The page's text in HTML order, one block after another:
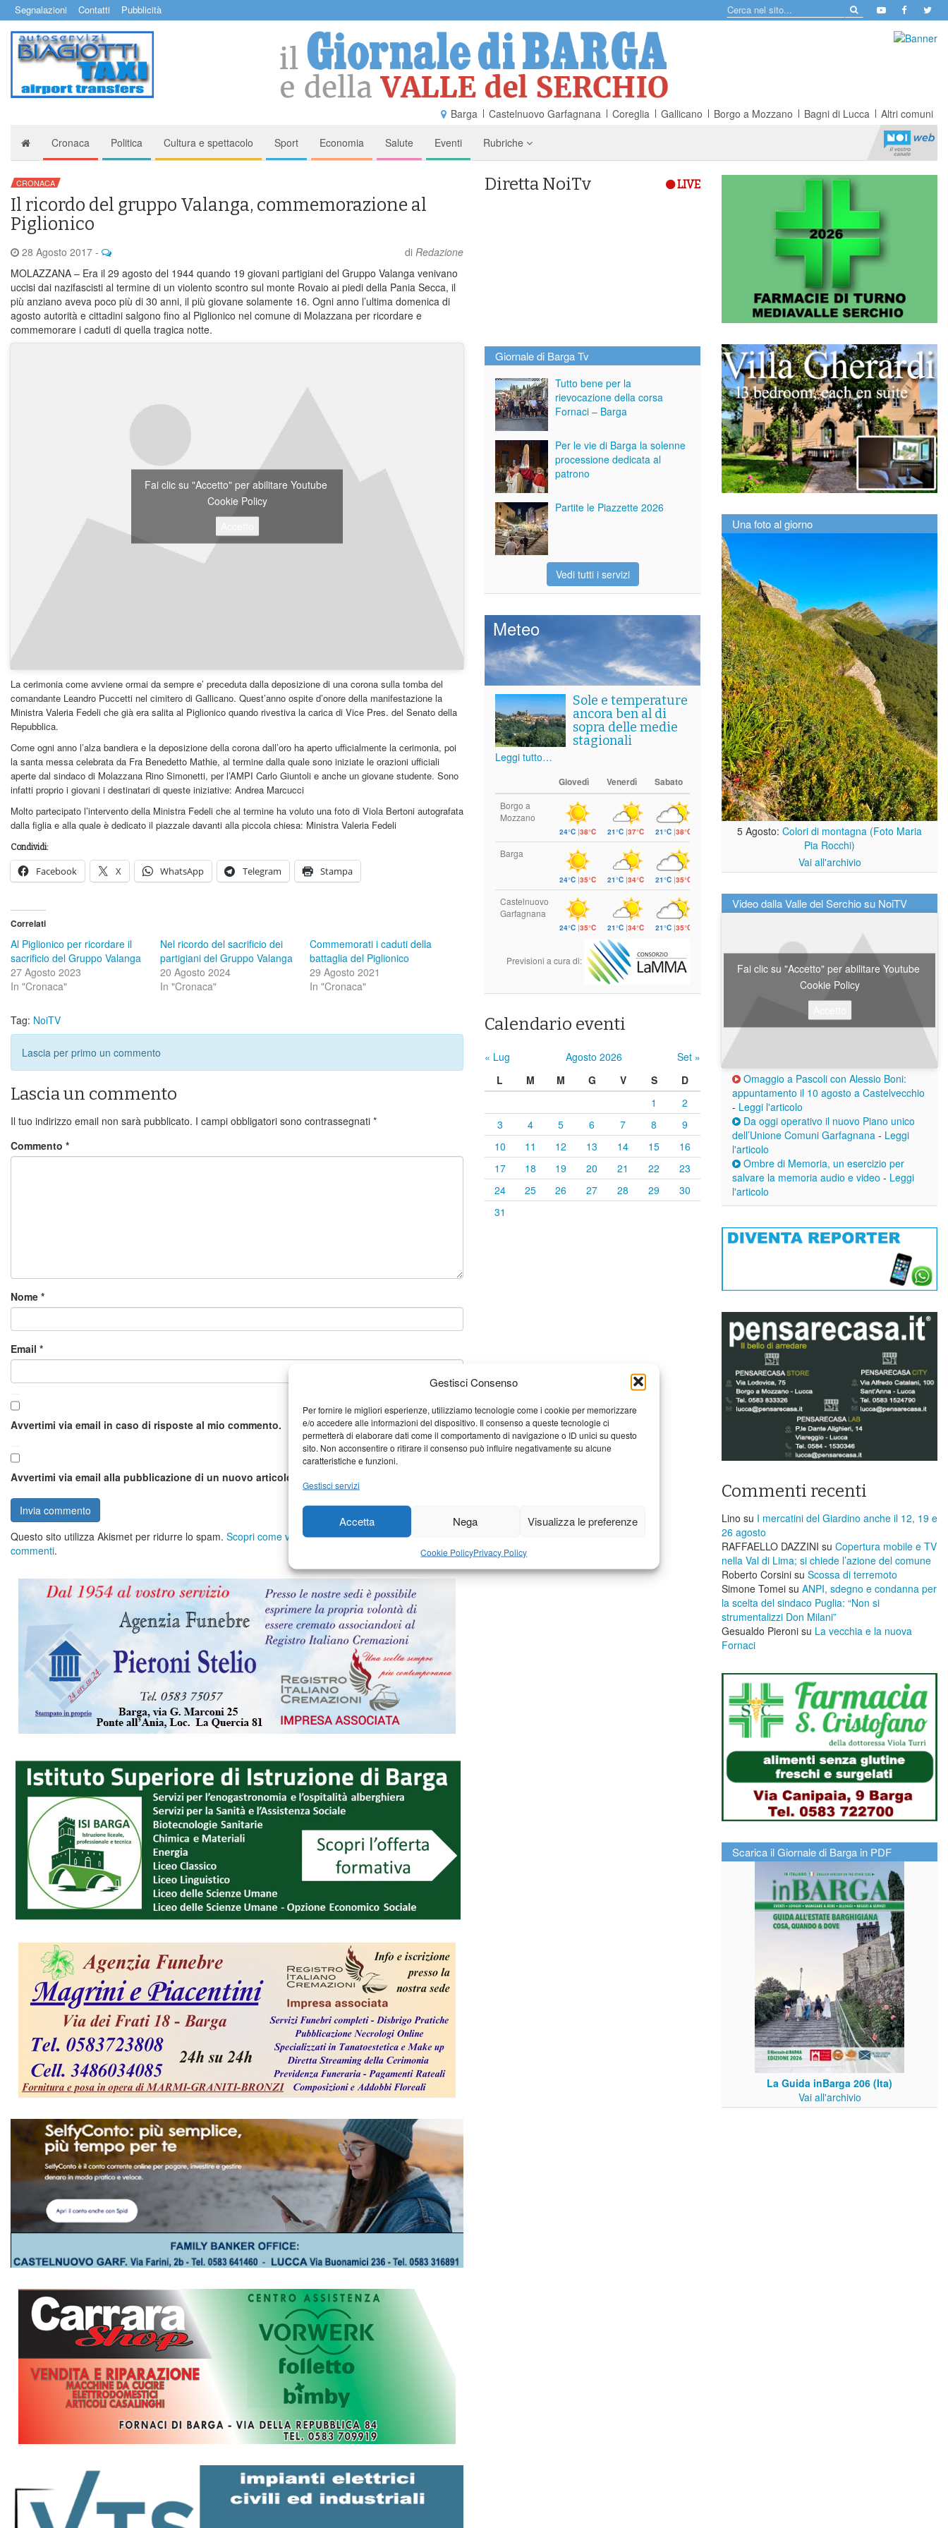
Gestisci Consenso
Per fornire le migliori esperienze, utilizziamo tecnologie come i cookie per memorizzare
e/o accedere alle informazioni del dispositivo. Il consenso a queste tecnologie ci
permetterà di elaborare dati come il comportamento di navigazione o ID unici su questo
sito. Non acconsentire o ritirare il consenso può influire negativamente su alcune
caratteristiche e funzioni.
Gestisci servizi
Accetta Nega Visualizza le preferenze
Cookie PolicyPrivacy Policy
Segnalazioni Contatti Pubblicità
Barga Castelnuovo Garfagnana Coreglia Gallicano Borgo a Mozzano Bagni di Lucca Altri comuni
Cronaca Politica Cultura e spettacolo Sport Economia Salute Eventi Rubriche
CRONACA
Il ricordo del gruppo Valanga, commemorazione al
Piglionico
28 Agosto 2017 - di Redazione
MOLAZZANA – Era il 29 agosto del 1944 quando 19 giovani partigiani del Gruppo Valanga venivano
uccisi dai nazifascisti al termine di un violento scontro sul monte Rovaio ai piedi della Pania Secca, il
più anziano aveva poco più di 30 anni, il più giovane solamente 16. Ogni anno l’ultima domenica di
agosto autorità e cittadini salgono fino al Piglionico nel comune di Molazzana per ricordare e
commemorare i caduti di quella tragica notte.
Fai clic su "Accetto" per abilitare Youtube
Cookie Policy
La cerimonia come avviene ormai da sempre e’ preceduta dalla deposizione di una corona sulla tomba del
comandante Leandro Puccetti nel cimitero di Gallicano. Quest’anno ospite d’onore della manifestazione la
Ministra Valeria Fedeli che già era salita al Piglionico quando rivestiva la carica di Vice Pres. del Senato della
Repubblica.
Come ogni anno l’alza bandiera e la deposizione della corona dall’oro ha aperto ufficialmente la cerimonia, poi
la santa messa celebrata da Fra Benedetto Mathie, al termine dalla quale sono iniziate le orazioni ufficiali
aperte dal sindaco di Molazzana Rino Simonetti, per l’AMPI Carlo Giuntoli e anche un giovane studente. Sono
infatti proprio i giovani i destinatari di queste iniziative: Andrea Marcucci
Molto partecipato l’intervento della Ministra Fedeli che al termine ha voluto una foto di Viola Bertoni autografata
dalla figlia e alla quale è dedicato il piazzale davanti alla piccola chiesa: Ministra Valeria Fedeli
Condividi:
Facebook X WhatsApp Telegram Stampa
Correlati
Al Piglionico per ricordare il
sacrificio del Gruppo Valanga
27 Agosto 2023
In "Cronaca"
Nel ricordo del sacrificio dei
partigiani del Gruppo Valanga
20 Agosto 2024
In "Cronaca"
Commemorati i caduti della
battaglia del Piglionico
29 Agosto 2021
In "Cronaca"
Tag: NoiTV
Lascia per primo un commento
Lascia un commento
Il tuo indirizzo email non sarà pubblicato. I campi obbligatori sono contrassegnati *
Commento *
Nome *
Email *
Avvertimi via email in caso di risposte al mio commento.
Avvertimi via email alla pubblicazione di un nuovo articolo.
Questo sito utilizza Akismet per ridurre lo spam. Scopri come vengono elaborati i dati derivati dai
commenti.
Diretta NoiTv LIVE
Giornale di Barga Tv
Tutto bene per la
rievocazione della corsa
Fornaci – Barga
Per le vie di Barga la solenne
processione dedicata al
patrono
Partite le Piazzette 2026
Vedi tutti i servizi
Meteo
Sole e temperature
ancora ben al di
sopra delle medie
stagionali
Leggi tutto…
Giovedì Venerdì Sabato
Borgo a
Mozzano
24°C |38°C 21°C |37°C 21°C |38°C
Barga
24°C |35°C 21°C |34°C 21°C |35°C
Castelnuovo
Garfagnana
24°C |35°C 21°C |34°C 21°C |35°C
Previsioni a cura di:
Calendario eventi
« Lug Agosto 2026
Set »
L
M M G V S
D
1
2
3
4 5 6 7 8
9
10
11 12 13 14 15
16
17
18 19 20 21 22
23
24
25 26 27 28 29
30
31
Una foto al giorno
5 Agosto: Colori di montagna (Foto Maria
Pia Rocchi)
Vai all'archivio
Video dalla Valle del Serchio su NoiTV
Fai clic su "Accetto" per abilitare Youtube
Cookie Policy
Omaggio a Pascoli con Alessio Boni:
appuntamento il 10 agosto a Castelvecchio
- Leggi l'articolo
Da oggi operativo il nuovo Piano unico
dell’Unione Comuni Garfagnana - Leggi
l'articolo
Ombre di Memoria, un esercizio per
salvare la memoria audio e video - Leggi
l'articolo
Commenti recenti
Lino su I mercatini del Giardino anche il 12, 19 e
26 agosto
RAFFAELLO DAZZINI su ​Copertura mobile e TV
nella Val di Lima; si chiede l’azione del comune
Roberto Corsini su Scossa di terremoto
Simone Tomei su ANPI, sdegno e condanna per
la scelta del sindaco Puglia: “Non si
strumentalizzi Don Milani”
Gesualdo Pieroni su La vecchia e la nuova
Fornaci
Scarica il Giornale di Barga in PDF
La Guida inBarga 206 (Ita)
Vai all'archivio